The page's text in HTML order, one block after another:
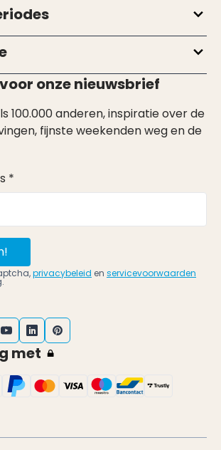
onze nieuwsbrief
100.000 anderen, inspiratie over de
fijnste weekenden weg en de
*
privacybeleid en servicevoorwaarden
met